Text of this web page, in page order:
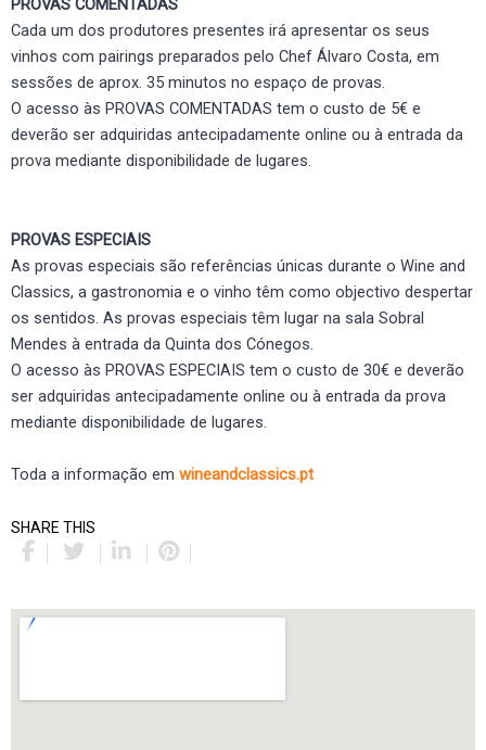
Cada um dos produtores presentes irá apresentar os seus
vinhos com pairings preparados pelo Chef Álvaro Costa, em
sessões de aprox. 35 minutos no espaço de provas.
O acesso às PROVAS COMENTADAS tem o custo de 5€ e
deverão ser adquiridas antecipadamente online ou à entrada da
prova mediante disponibilidade de lugares.
PROVAS ESPECIAIS
As provas especiais são referências únicas durante o Wine and
Classics, a gastronomia e o vinho têm como objectivo despertar
os sentidos. As provas especiais têm lugar na sala Sobral
Mendes à entrada da Quinta dos Cónegos.
O acesso às PROVAS ESPECIAIS tem o custo de 30€ e deverão
ser adquiridas antecipadamente online ou à entrada da prova
mediante disponibilidade de lugares.
Toda a informação em wineandclassics.pt
SHARE THIS